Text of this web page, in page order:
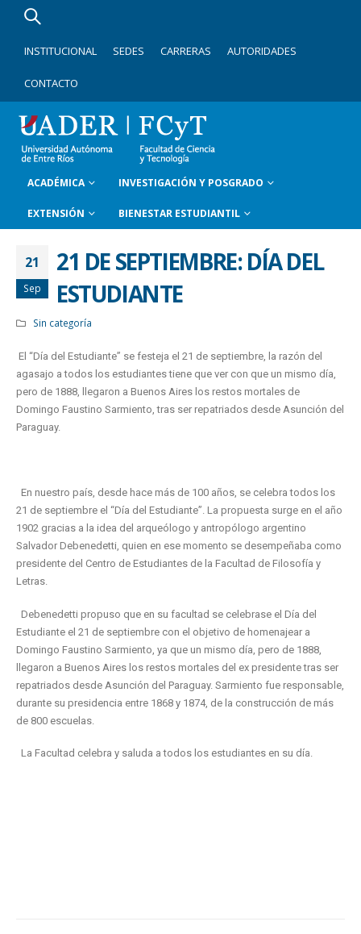
INSTITUCIONAL SEDES CARRERAS AUTORIDADES
CONTACTO
ACADÉMICA INVESTIGACIÓN Y POSGRADO
EXTENSIÓN BIENESTAR ESTUDIANTIL
21
Sep
21 DE SEPTIEMBRE: DÍA DEL
ESTUDIANTE
Sin categoría
El “Día del Estudiante” se festeja el 21 de septiembre, la razón del
agasajo a todos los estudiantes tiene que ver con que un mismo día,
pero de 1888, llegaron a Buenos Aires los restos mortales de
Domingo Faustino Sarmiento, tras ser repatriados desde Asunción del
Paraguay.
En nuestro país, desde hace más de 100 años, se celebra todos los
21 de septiembre el “Día del Estudiante”. La propuesta surge en el año
1902 gracias a la idea del arqueólogo y antropólogo argentino
Salvador Debenedetti, quien en ese momento se desempeñaba como
presidente del Centro de Estudiantes de la Facultad de Filosofía y
Letras.
Debenedetti propuso que en su facultad se celebrase el Día del
Estudiante el 21 de septiembre con el objetivo de homenajear a
Domingo Faustino Sarmiento, ya que un mismo día, pero de 1888,
llegaron a Buenos Aires los restos mortales del ex presidente tras ser
repatriados desde Asunción del Paraguay. Sarmiento fue responsable,
durante su presidencia entre 1868 y 1874, de la construcción de más
de 800 escuelas.
La Facultad celebra y saluda a todos los estudiantes en su día.